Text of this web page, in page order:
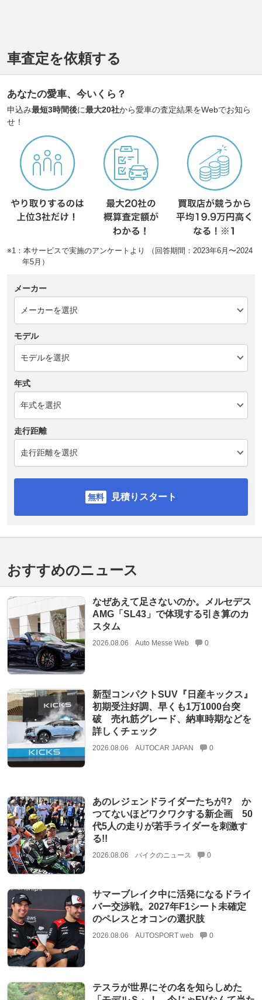
車査定を依頼する
あなたの愛車、今いくら？
申込み最短3時間後に最大20社から愛車の査定結果をWebでお知ら
せ！
※1：本サービスで実施のアンケートより （回答期間：2023年6月〜2024
年5月）
メーカー
モデル
年式
走行距離
見積りスタート
おすすめのニュース
なぜあえて足さないのか。メルセデス
AMG「SL43」で体現する引き算のカ
スタム
2026.08.06 Auto Messe Web 0
新型コンパクトSUV『日産キックス』
初期受注好調、早くも1万1000台突
破 売れ筋グレード、納車時期などを
詳しくチェック
2026.08.06 AUTOCAR JAPAN 0
あのレジェンドライダーたちが!? か
つてないほどワクワクする新企画 50
代5人の走りが若手ライダーを刺激す
る!!
2026.08.06 バイクのニュース 0
サマーブレイク中に活発になるドライ
バー交渉戦。2027年F1シート未確定
のペレスとオコンの選択肢
2026.08.06 AUTOSPORT web 0
テスラが世界にその名を知らしめた